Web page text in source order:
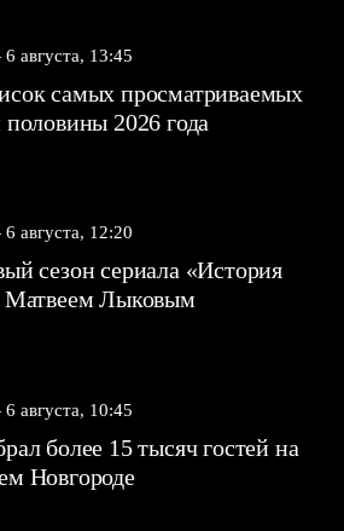
6 августа, 13:45
самых просматриваемых
половины 2026 года
6 августа, 12:20
сезон сериала «История
Матвеем Лыковым
6 августа, 10:45
более 15 тысяч гостей на
Новгороде